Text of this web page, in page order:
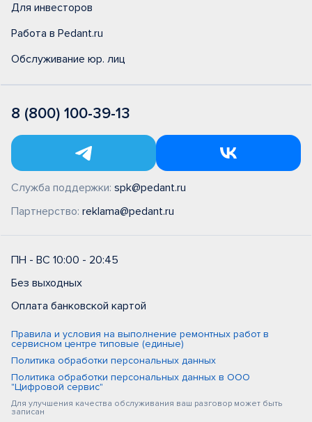
Для инвесторов
Работа в Pedant.ru
Обслуживание юр. лиц
8 (800) 100-39-13
Служба поддержки: spk@pedant.ru
Партнерство: reklama@pedant.ru
ПН - ВС 10:00 - 20:45
Без выходных
Оплата банковской картой
Правила и условия на выполнение ремонтных работ в
сервисном центре типовые (единые)
Политика обработки персональных данных
Политика обработки персональных данных в ООО
"Цифровой сервис"
Для улучшения качества обслуживания ваш разговор может быть
записан